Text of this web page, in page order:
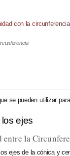
se pueden utilizar
ejes
la
ejes de la cónica y